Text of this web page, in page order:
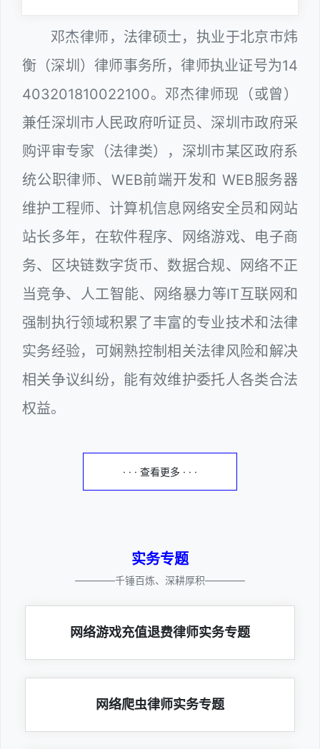
邓杰律师，法律硕士，执业于北京市炜
衡（深圳）律师事务所，律师执业证号为14
403201810022100。邓杰律师现（或曾）
兼任深圳市人民政府听证员、深圳市政府采
购评审专家（法律类），深圳市某区政府系
统公职律师、WEB前端开发和 WEB服务器
维护工程师、计算机信息网络安全员和网站
站长多年，在软件程序、网络游戏、电子商
务、区块链数字货币、数据合规、网络不正
当竞争、人工智能、网络暴力等IT互联网和
强制执行领域积累了丰富的专业技术和法律
实务经验，可娴熟控制相关法律风险和解决
相关争议纠纷，能有效维护委托人各类合法
权益。
· · · 查看更多 · · ·
实务专题
————千锤百炼、深耕厚积————
网络游戏充值退费律师实务专题
网络爬虫律师实务专题